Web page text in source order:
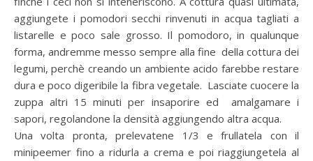
aggiungete i pomodori secchi rinvenuti in acqua tagliati a
listarelle e poco sale grosso. Il pomodoro, in qualunque
forma, andremme messo sempre alla fine della cottura dei
legumi, perchè creando un ambiente acido farebbe restare
dura e poco digeribile la fibra vegetale. Lasciate cuocere la
zuppa altri 15 minuti per insaporire ed amalgamare i
sapori, regolandone la densità aggiungendo altra acqua.
Una volta pronta, prelevatene 1/3 e frullatela con il
minipeemer fino a ridurla a crema e poi riaggiungetela al